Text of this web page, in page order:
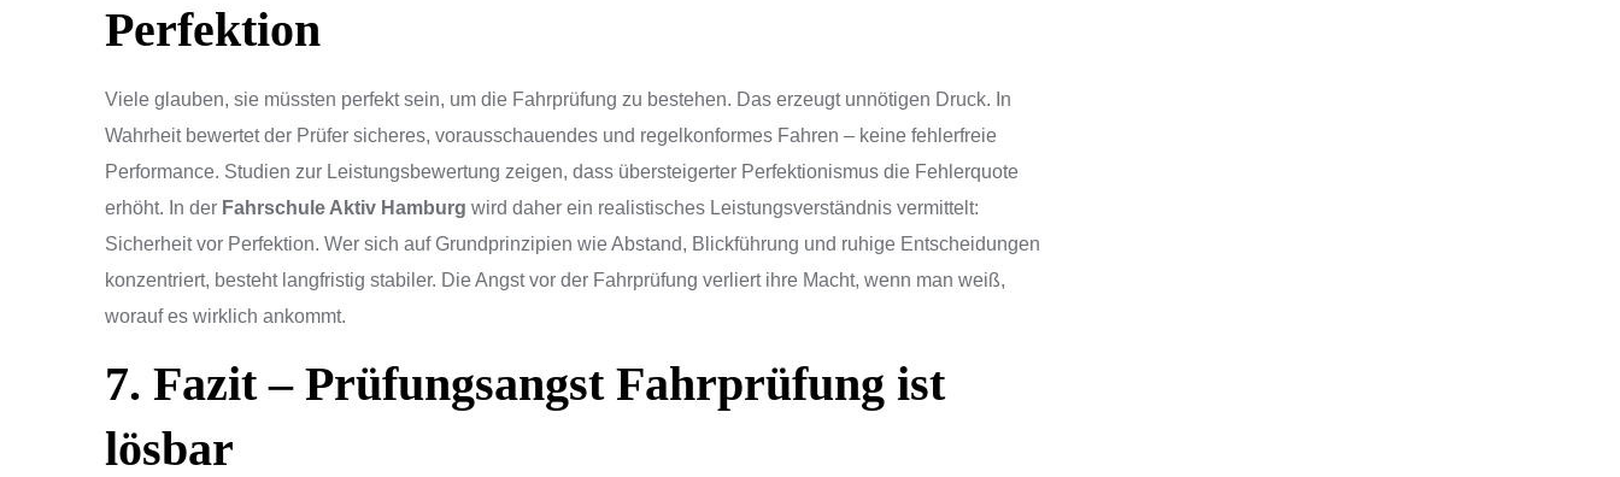
Perfektion
Viele glauben, sie müssten perfekt sein, um die Fahrprüfung zu bestehen. Das erzeugt unnötigen Druck. In
Wahrheit bewertet der Prüfer sicheres, vorausschauendes und regelkonformes Fahren – keine fehlerfreie
Performance. Studien zur Leistungsbewertung zeigen, dass übersteigerter Perfektionismus die Fehlerquote
erhöht. In der Fahrschule Aktiv Hamburg wird daher ein realistisches Leistungsverständnis vermittelt:
Sicherheit vor Perfektion. Wer sich auf Grundprinzipien wie Abstand, Blickführung und ruhige Entscheidungen
konzentriert, besteht langfristig stabiler. Die Angst vor der Fahrprüfung verliert ihre Macht, wenn man weiß,
worauf es wirklich ankommt.
7. Fazit – Prüfungsangst Fahrprüfung ist
lösbar